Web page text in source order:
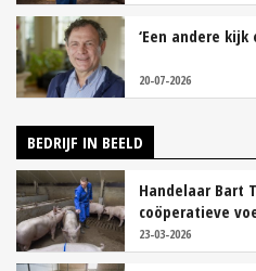
‘Een andere kijk
20-07-2026
BEDRIJF IN BEELD
Handelaar Bart
coöperatieve
23-03-2026